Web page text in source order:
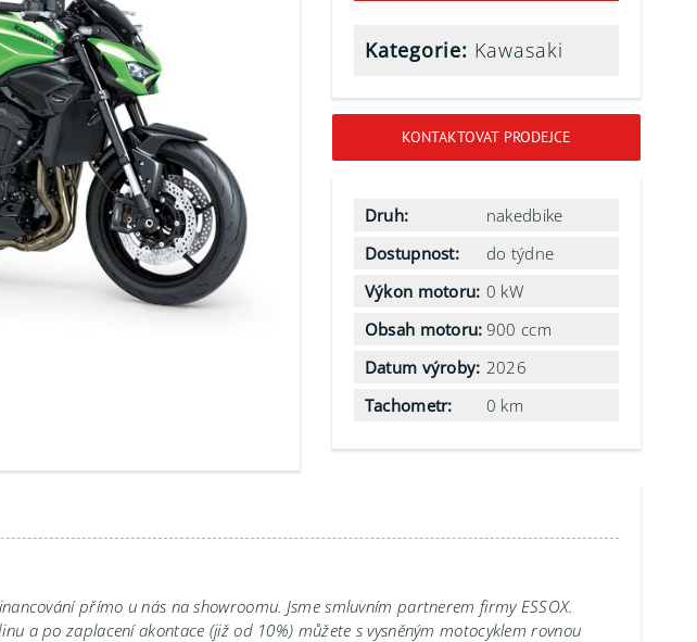
Kategorie: Kawasaki
KONTAKTOVAT PRODEJCE
Druh:
nakedbike
Dostupnost:
do týdne
Výkon motoru: 0 kW
Obsah motoru: 900 ccm
Datum výroby: 2026
Tachometr:
0 km
přímo u nás na showroomu. Jsme smluvním partnerem firmy ESSOX.
a po zaplacení akontace (již od 10%) můžete s vysněným motocyklem rovnou